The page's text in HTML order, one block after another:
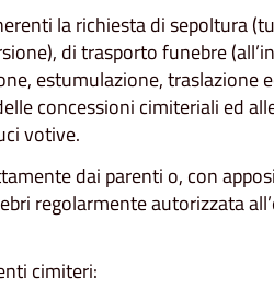
la richiesta di sepoltura
di trasporto funebre
estumulazione, traslazione
concessioni cimiteriali ed
votive.
dai parenti o, con
regolarmente autorizzata
cimiteri: